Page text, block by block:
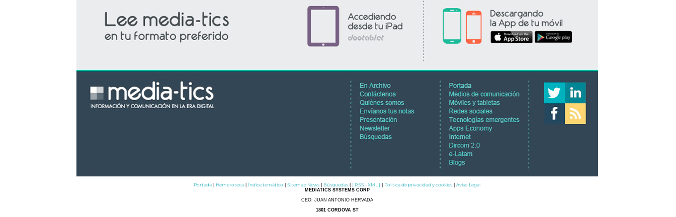
Portada Hemeroteca Índice temático Sitemap News Búsquedas [ RSS - XML ] Política de privacidad y cookies Aviso Legal
MEDIATICS SYSTEMS CORP
CEO: JUAN ANTONIO HERVADA
1801 CORDOVA ST